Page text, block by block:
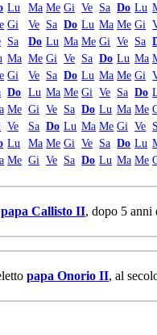
Lu Ma Me Gi Ve Sa Do Lu
Gi Ve Sa Do Lu Ma Me Gi
Sa Do Lu Ma Me Gi Ve Sa
Ma Me Gi Ve Sa Do Lu Ma
Gi Ve Sa Do Lu Ma Me Gi
Do Lu Ma Me Gi Ve Sa Do
Me Gi Ve Sa Do Lu Ma Me
Ve Sa Do Lu Ma Me Gi Ve
Lu Ma Me Gi Ve Sa Do Lu
Me Gi Ve Sa Do Lu Ma Me
papa Callisto II, dopo 5 anni
papa Onorio II, al